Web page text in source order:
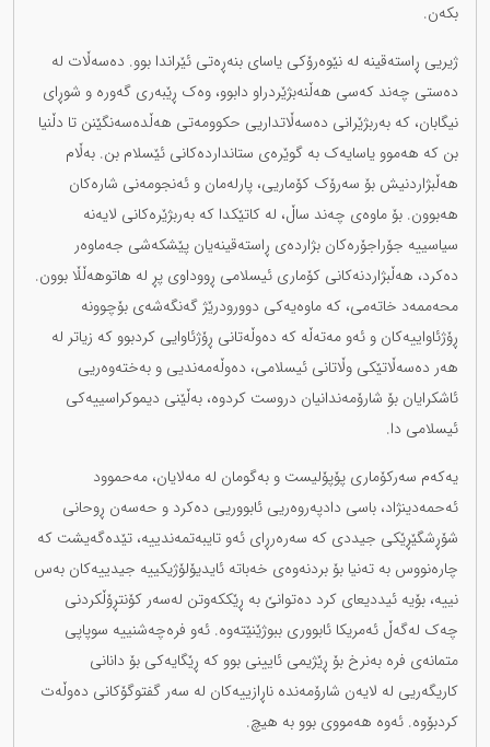
بکەن.
ژیریی ڕاستەقینە لە نێوەرۆکی یاسای بنەڕەتی ئێراندا بوو. دەسەڵات لە
دەستی چەند کەسی هەڵنەبژێردراو دابوو، وەک ڕێبەری گەورە و شوڕای
نیگابان، کە بەربژێرانی دەسەڵاتداریی حکوومەتی هەڵدەسەنگێنن تا دڵنیا
بن کە هەموو یاسایەک بە گوێرەی ستانداردەکانی ئێسلام بن. بەڵام
هەڵبژاردنیش بۆ سەرۆک کۆماریی، پارلەمان و ئەنجومەنی شارەکان
هەبوون. بۆ ماوەی چەند ساڵ، لە کاتێکدا کە بەربژێرەکانی لایەنە
سیاسییە جۆراجۆرەکان بژاردەی ڕاستەقینەیان پێشکەشی جەماوەر
دەکرد، هەڵبژاردنەکانی کۆماری ئیسلامی ڕووداوی پڕ لە هاتوهەڵڵا بوون.
محەممەد خاتەمی، کە ماوەیەکی دوورودرێژ گەنگەشەی بۆچوونە
ڕۆژئاواییەکان و ئەو مەتەڵە کە دەوڵەتانی ڕۆژئاوایی کردبوو کە زیاتر لە
هەر دەسەڵاتێکی وڵاتانی ئیسلامی، دەوڵەمەندیی و بەختەوەریی
ئاشکرایان بۆ شارۆمەندانیان دروست کردوە، بەڵێنی دیموکراسییەکی
ئیسلامی دا.
یەکەم سەرکۆماری پۆپۆلیست و بەگومان لە مەلایان، مەحموود
ئەحمەدینژاد، باسی دادپەروەریی ئابووریی دەکرد و حەسەن ڕوحانی
شۆڕشگێڕێکی جیددی کە سەرەرڕای ئەو تایبەتمەندییە، تێدەگەیشت کە
چارەنووس بە تەنیا بۆ بردنەوەی خەباتە ئایدیۆلۆژیکییە جیدییەکان بەس
نییە، بۆیە ئیددیعای کرد دەتوانێ بە ڕێککەوتن لەسەر کۆنتڕۆڵکردنی
چەک لەگەڵ ئەمریکا ئابووری ببوژێنێتەوە. ئەو فرەچەشنییە سوپاپی
متمانەی فرە بەنرخ بۆ ڕێژیمی ئایینی بوو کە ڕێگایەکی بۆ دانانی
کاریگەریی لە لایەن شارۆمەندە ناڕازییەکان لە سەر گفتوگۆکانی دەوڵەت
کردبۆوە. ئەوە هەمووی بوو بە هیچ.